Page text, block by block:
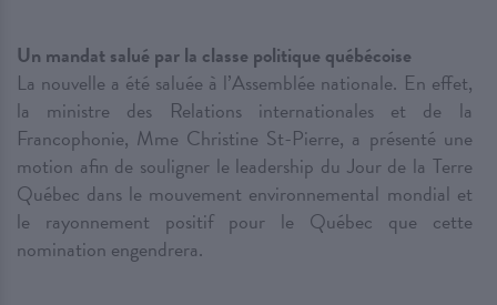
Un mandat salué par la classe politique québécoise
La nouvelle a été saluée à l’Assemblée nationale. En effet,
la ministre des Relations internationales et de la
Francophonie, Mme Christine St-Pierre, a présenté une
motion afin de souligner le leadership du Jour de la Terre
Québec dans le mouvement environnemental mondial et
le rayonnement positif pour le Québec que cette
nomination engendrera.